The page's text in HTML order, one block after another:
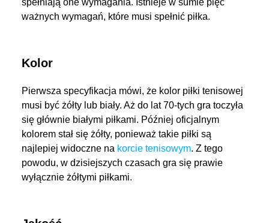
spełniają one wymagania. Istnieje w sumie pięć
ważnych wymagań, które musi spełnić piłka.
Kolor
Pierwsza specyfikacja mówi, że kolor piłki tenisowej
musi być żółty lub biały. Aż do lat 70-tych gra toczyła
się głównie białymi piłkami. Później oficjalnym
kolorem stał się żółty, ponieważ takie piłki są
najlepiej widoczne na korcie tenisowym. Z tego
powodu, w dzisiejszych czasach gra się prawie
wyłącznie żółtymi piłkami.